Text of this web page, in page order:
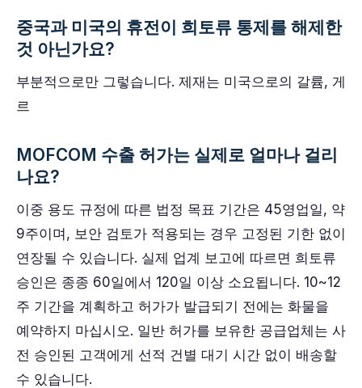
중국과 미국의 휴전이 희토류 통제를 해제한
것 아닌가요?
부분적으로만 그렇습니다. 제재는 미국으로의 갈륨, 게
르
MOFCOM 수출 허가는 실제로 얼마나 걸리
나요?
이중 용도 규정에 따른 법정 목표 기간은 45영업일, 약
9주이며, 보안 검토가 적용되는 경우 고정된 기한 없이
연장될 수 있습니다. 실제 업계 보고에 따르면 희토류
승인은 종종 60일에서 120일 이상 소요됩니다. 10~12
주 기간을 계획하고 허가가 발급되기 전에는 화물을
예약하지 마십시오. 일반 허가를 보유한 공급업체는 사
전 승인된 고객에게 선적 건별 대기 시간 없이 배송할
수 있습니다.